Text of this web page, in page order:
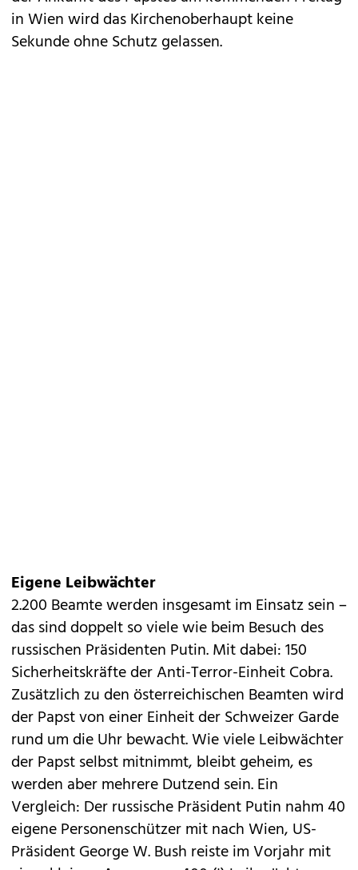
in Wien wird das Kirchen­oberhaupt keine
Sekunde ohne Schutz gelassen.
Eigene Leibwächter
2.200 Beamte werden insgesamt im Einsatz sein –
das sind doppelt so viele wie beim Besuch des
russischen Präsidenten Putin. Mit dabei: 150
Sicherheitskräfte der Anti-Terror-Einheit Cobra.
Zusätzlich zu den österreichischen Beamten wird
der Papst von einer Einheit der Schweizer Garde
rund um die Uhr bewacht. Wie viele Leibwächter
der Papst selbst mitnimmt, bleibt geheim, es
werden aber mehrere Dutzend sein. Ein
Vergleich: Der russische Präsident Putin nahm 40
eigene Personenschützer mit nach Wien, US-
Präsident George W. Bush reiste im Vorjahr mit